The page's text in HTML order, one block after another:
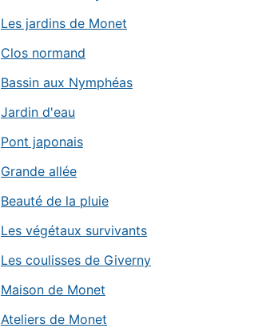
Les jardins de Monet
Clos normand
Bassin aux Nymphéas
Jardin d'eau
Pont japonais
Grande allée
Beauté de la pluie
Les végétaux survivants
Les coulisses de Giverny
Maison de Monet
Ateliers de Monet